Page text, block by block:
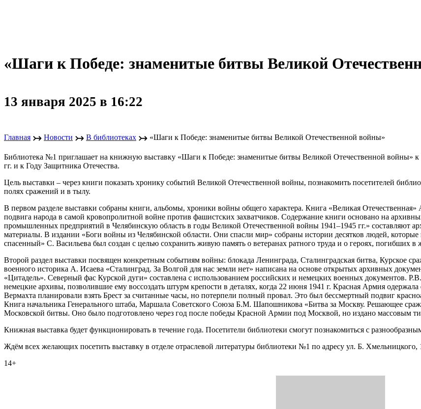
«Шаги к Победе: знаменитые битвы Великой
13 января 2025 в 16:22
Главная ↣ Новости ↣ В библиотеках ↣ «Шаги к Победе: знаменитые битвы Великой Отечественной войны»
Библиотека №1 приглашает на книжную выставку «Шаги к Победе: знаменитые битвы Великой Отечественной войны»
гг. и к Году Защитника Отечества.
Цель выставки – через книги показать хронику событий Великой Отечественной войны, познакомить посетителей
полях сражений и в тылу.
В первом разделе выставки собраны книги, альбомы, хроники войны общего характера. Книга «Великая
подвига народа в самой кровопролитной войне против фашистских захватчиков. Содержание книги основано на
промышленных предприятий в Челябинскую область в годы Великой Отечественной войны 1941–1945 гг.» составляют
материалы. В издании «Боги войны из Челябинской области. Они спасли мир» собраны истории десятков людей,
спасенный» С. Васильева был создан с целью сохранить живую память о ветеранах ратного труда и о героях, погибших в
Второй раздел выставки посвящен конкретным событиям войны: блокада Ленинграда, Сталинградская битва, Курское
военного историка А. Исаева «Сталинград. За Волгой для нас земли нет» написана на основе открытых архивных
«Цитадель». Северный фас Курской дуги» составлена с использованием российских и немецких военных документов.
немецкие архивы, позволившие ему воссоздать штурм крепости в деталях, когда 22 июня 1941 г. Красная Армия
Вермахта планировали взять Брест за считанные часы, но потерпели полный провал. Это был бессмертный подвиг
Книга начальника Генерального штаба, Маршала Советского Союза Б.М. Шапошникова «Битва за Москву. Решающее
Московской битвы. Оно было подготовлено через год после победы Красной Армии под Москвой, но издано массовым
Книжная выставка будет функционировать в течение года. Посетители библиотеки смогут познакомиться с
Ждём всех желающих посетить выставку в отделе отраслевой литературы библиотеки №1 по адресу ул. Б. Хмельницкого,
14+